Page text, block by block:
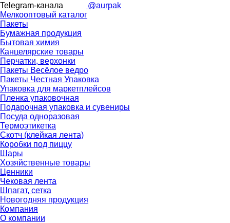
Telegram-канала
@aurpak
Мелкооптовый каталог
Пакеты
Бумажная продукция
Бытовая химия
Канцелярские товары
Перчатки, верхонки
Пакеты Весёлое ведро
Пакеты Честная Упаковка
Упаковка для маркетплейсов
Пленка упаковочная
Подарочная упаковка и сувениры
Посуда одноразовая
Термоэтикетка
Скотч (клейкая лента)
Коробки под пиццу
Шары
Хозяйственные товары
Ценники
Чековая лента
Шпагат, сетка
Новогодняя продукция
Компания
О компании